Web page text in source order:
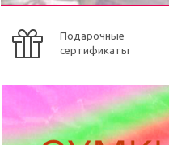
Подарочные
сертификаты